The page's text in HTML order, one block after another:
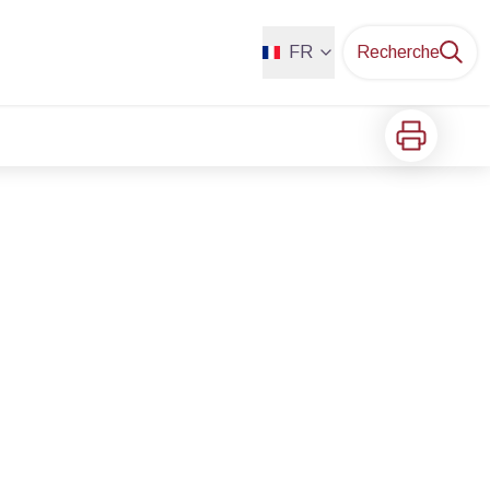
FR Recherche
Imprimer